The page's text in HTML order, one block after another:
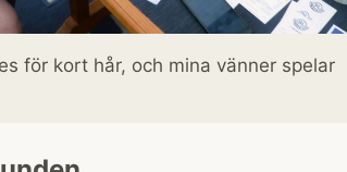
för kort hår, och mina vänner spelar